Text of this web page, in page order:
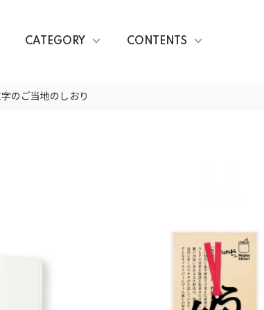
CATEGORY CONTENTS
のご当地のしおり